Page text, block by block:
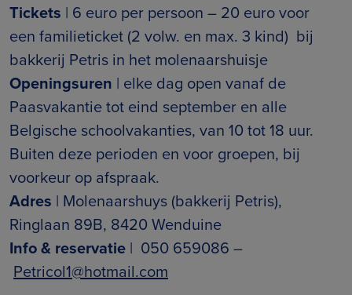
Tickets | 6 euro per persoon – 20 euro voor
een familieticket (2 volw. en max. 3 kind) bij
bakkerij Petris in het molenaarshuisje
Openingsuren | elke dag open vanaf de
Paasvakantie tot eind september en alle
Belgische schoolvakanties, van 10 tot 18 uur.
Buiten deze perioden en voor groepen, bij
voorkeur op afspraak.
Adres | Molenaarshuys (bakkerij Petris),
Ringlaan 89B, 8420 Wenduine
Info & reservatie | 050 659086 –
Petricol1@hotmail.com